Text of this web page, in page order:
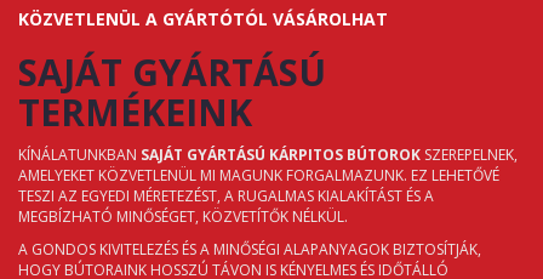
KÖZVETLENÜL A GYÁRTÓTÓL VÁSÁROLHAT
SAJÁT GYÁRTÁSÚ
TERMÉKEINK
KÍNÁLATUNKBAN SAJÁT GYÁRTÁSÚ KÁRPITOS BÚTOROK SZEREPELNEK,
AMELYEKET KÖZVETLENÜL MI MAGUNK FORGALMAZUNK. EZ LEHETŐVÉ
TESZI AZ EGYEDI MÉRETEZÉST, A RUGALMAS KIALAKÍTÁST ÉS A
MEGBÍZHATÓ MINŐSÉGET, KÖZVETÍTŐK NÉLKÜL.
A GONDOS KIVITELEZÉS ÉS A MINŐSÉGI ALAPANYAGOK BIZTOSÍTJÁK,
HOGY BÚTORAINK HOSSZÚ TÁVON IS KÉNYELMES ÉS IDŐTÁLLÓ